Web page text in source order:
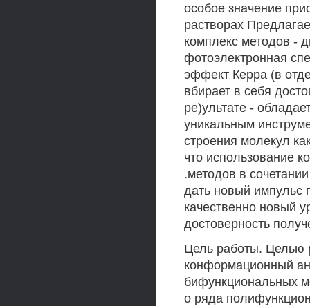
особое значение
растворах
комплекс методов
фотоэлектронная
эффект Керра (в
вбирает в себя
ре)ультате -
уникальным
строения молекул
что использование
.методов в
дать новый импульс
качественно новый
достоверность
Цель работы. Целью
конформационный
бифункциональных
о ряда